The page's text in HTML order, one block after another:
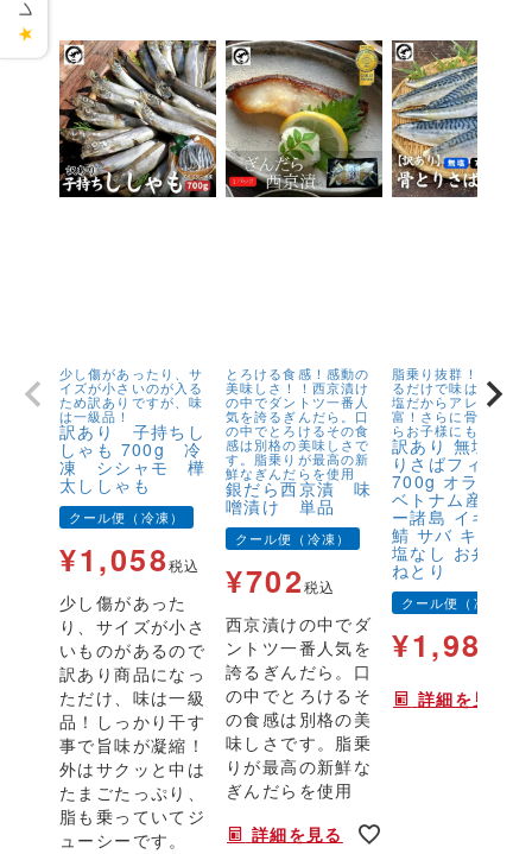
少し傷があったり、サ
イズが小さいのが入る
ため訳ありですが、味
は一級品！
訳あり 子持ちし
しゃも 700g 冷
凍 シシャモ 樺
太ししゃも
クール便（冷凍）
¥1,058税込
少し傷があった
り、サイズが小さ
いものがあるので
訳あり商品になっ
ただけ、味は一級
品！しっかり干す
事で旨味が凝縮！
外はサクッと中は
たまごたっぷり、
脂も乗っていてジ
ューシーです。
とろける食感！感動の
美味しさ！！西京漬け
の中でダントツ一番人
気を誇るぎんだら。口
の中でとろけるその食
感は別格の美味しさで
す。脂乗りが最高の新
鮮なぎんだらを使用
銀だら西京漬 味
噌漬け 単品
クール便（冷凍）
¥702税込
西京漬けの中でダ
ントツ一番人気を
誇るぎんだら。口
の中でとろけるそ
の食感は別格の美
味しさです。脂乗
りが最高の新鮮な
ぎんだらを使用
詳細を見る
脂乗り抜群！キズが
るだけで味は1級品
塩だからアレンジが
富！さらに骨取りだ
らお子様にも安心！
訳あり 無塩 骨取
りさばフィーレ
700g オランダ
ベトナム産 フェ
ー諸島 イギリス
鯖 サバ キズ有
塩なし お弁当 ほ
ねとり
クール便（冷凍）
¥1,980
詳細を見る
★